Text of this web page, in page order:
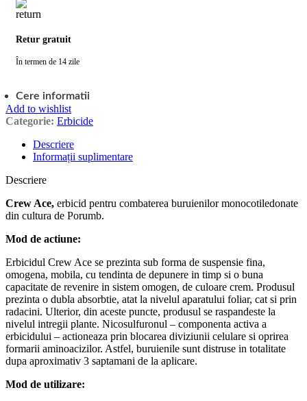
Retur gratuit
În termen de 14 zile
Cere informatii
Add to wishlist
Categorie: Erbicide
Descriere
Informații suplimentare
Descriere
Crew Ace, erbicid pentru combaterea buruienilor monocotiledonate
din cultura de Porumb.
Mod de actiune:
Erbicidul Crew Ace se prezinta sub forma de suspensie fina,
omogena, mobila, cu tendinta de depunere in timp si o buna
capacitate de revenire in sistem omogen, de culoare crem. Produsul
prezinta o dubla absorbtie, atat la nivelul aparatului foliar, cat si prin
radacini. Ulterior, din aceste puncte, produsul se raspandeste la
nivelul intregii plante. Nicosulfuronul – componenta activa a
erbicidului – actioneaza prin blocarea diviziunii celulare si oprirea
formarii aminoacizilor. Astfel, buruienile sunt distruse in totalitate
dupa aproximativ 3 saptamani de la aplicare.
Mod de utilizare: